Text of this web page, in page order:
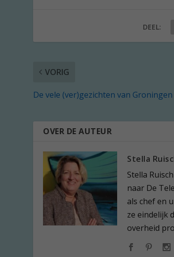
DEEL:
VORIG
De vele (ver)gezichten van Groningen
OVER DE AUTEUR
Stella
Stella
naar De
als chef en
ze eindelijk
overheid